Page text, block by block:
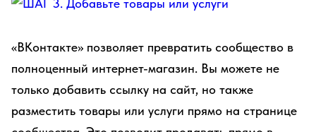
«ВКонтакте» позволяет превратить сообщество в
полноценный интернет-магазин. Вы можете не
только добавить ссылку на сайт, но также
разместить товары или услуги прямо на странице